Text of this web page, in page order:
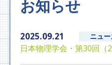
お知らせ
2025.09.21
日本物理学会・第30回（